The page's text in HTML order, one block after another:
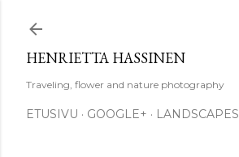
HENRIETTA HASSINEN
Traveling, flower and nature photography
ETUSIVU GOOGLE+ LANDSCAPES